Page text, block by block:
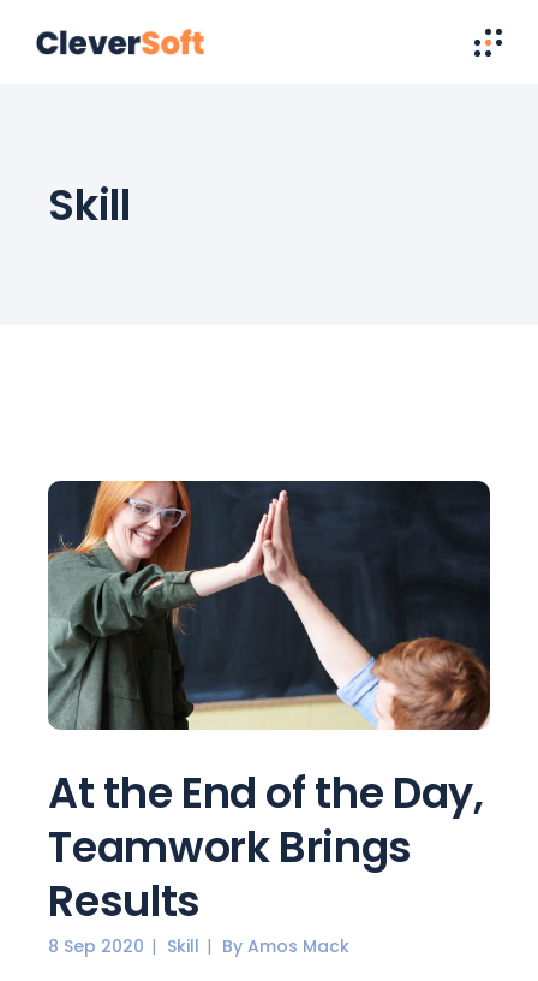
Skill
At the End of the Day,
Teamwork Brings
Results
8 Sep 2020 Skill By Amos Mack